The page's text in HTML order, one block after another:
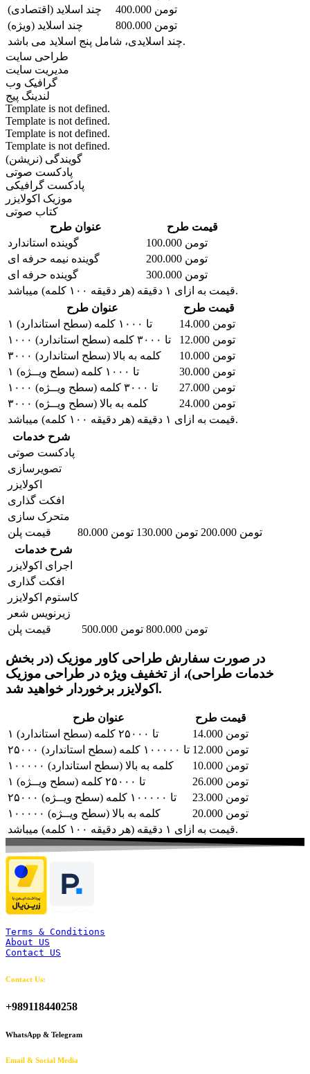
چند اسلاید (اقتصادی)
400.000 تومن
چند اسلاید (ویژه)
800.000 تومن
چند اسلایدی، شامل پنج اسلاید می باشد.
طراحی سایت
مدیریت سایت
گرافیک وب
لندینگ پیج
Template is not defined.
Template is not defined.
Template is not defined.
Template is not defined.
گویندگی (نریشن)
پادکست صوتی
پادکست گرافیکی
موزیک اکولایزر
کتاب صوتی
عنوان طرح
قیمت طرح
گوینده استاندارد
100.000 تومن
گوینده نیمه حرفه ای
200.000 تومن
گوینده حرفه ای
300.000 تومن
قیمت به ازای ۱ دقیقه (هر دقیقه ۱۰۰ کلمه) میباشد.
عنوان طرح
قیمت طرح
۱ تا ۱۰۰۰ کلمه (سطح استاندارد)
14.000 تومن
۱۰۰۰ تا ۳۰۰۰ کلمه (سطح استاندارد)
12.000 تومن
۳۰۰۰ کلمه به بالا (سطح استاندارد)
10.000 تومن
۱ تا ۱۰۰۰ کلمه (سطح ویــژه)
30.000 تومن
۱۰۰۰ تا ۳۰۰۰ کلمه (سطح ویــژه)
27.000 تومن
۳۰۰۰ کلمه به بالا (سطح ویــژه)
24.000 تومن
قیمت به ازای ۱ دقیقه (هر دقیقه ۱۰۰ کلمه) میباشد.
شرح خدمات
پادکست صوتی
تصویرسازی
اکولایزر
افکت گذاری
متحرک سازی
قیمت پلن
80.000 تومن 130.000 تومن
200.000 تومن
شرح خدمات
اجرای اکولایزر
افکت گذاری
کاستوم اکولایزر
زیرنویس شعر
قیمت پلن
500.000 تومن 800.000 تومن
در صورت سفارش طراحی کاور موزیک (در بخش
خدمات طراحی)، ازتخفیف ویژه در طراحی موزیک
اکولایزر برخوردار خواهید شد.
عنوان طرح
قیمت طرح
۱ تا ۲۵۰۰۰ کلمه (سطح استاندارد)
14.000 تومن
۲۵۰۰۰ تا ۱۰۰۰۰۰ کلمه (سطح استاندارد)
12.000 تومن
۱۰۰۰۰۰ کلمه به بالا (سطح استاندارد)
10.000 تومن
۱ تا ۲۵۰۰۰ کلمه (سطح ویــژه)
26.000 تومن
۲۵۰۰۰ تا ۱۰۰۰۰۰ کلمه (سطح ویــژه)
23.000 تومن
۱۰۰۰۰۰ کلمه به بالا (سطح ویــژه)
20.000 تومن
قیمت به ازای ۱ دقیقه (هر دقیقه ۱۰۰ کلمه) میباشد.
Terms & Conditions
About US
Contact US
Contact Us:
+989118440258
WhatsApp & Telegram
Email & Social Media